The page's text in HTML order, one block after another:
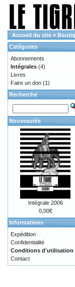
Accueil du site »
Catégories
Abonnements
Intégrales (4)
Livres
Faire un don (1)
Recherche
Nouveautés
Intégrale 2006
0,00€
Informations
Expédition
Confidentialité
Conditions d'utilisation
Contact